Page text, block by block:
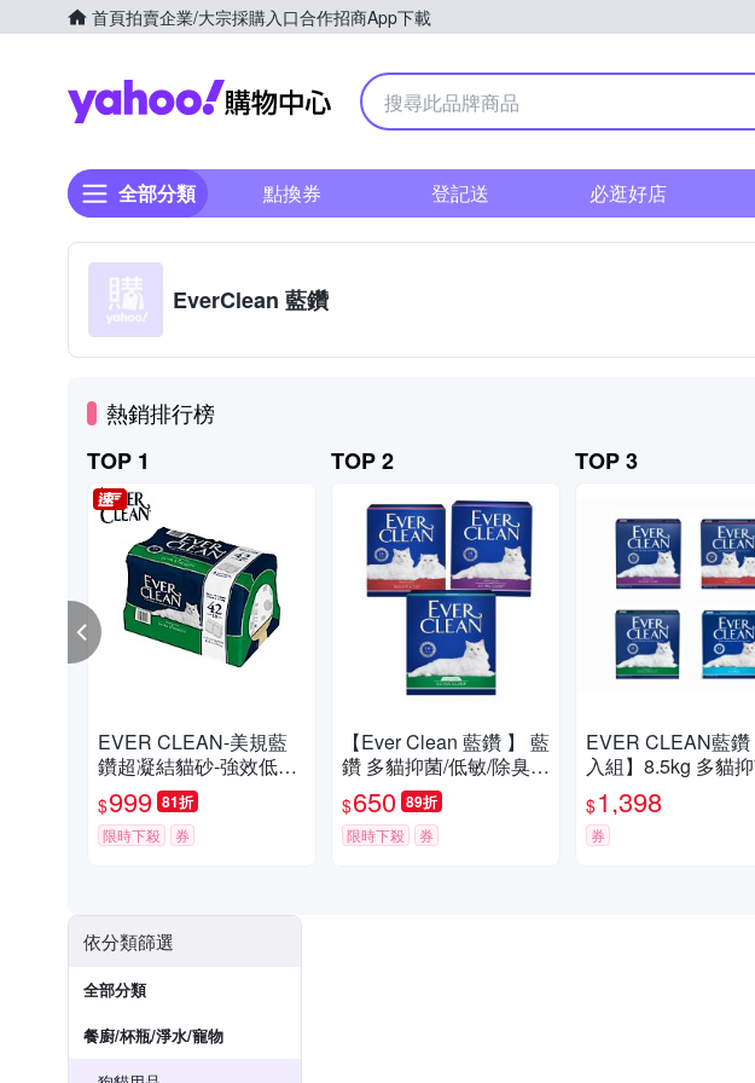
首頁拍賣企業/大宗採購入口合作招商App下載
Yahoo購物中心
全部分類 點換券 登記送 必逛好店
EverClean 藍鑽
熱銷排行榜
TOP 1
EVER CLEAN-美規藍
鑽超凝結貓砂-強效低敏
結塊貓砂 42LB(19kg)=
綠標★
$999 81折
限時下殺 券
TOP 2
【Ever Clean 藍鑽 】 藍
鑽 多貓抑菌/低敏/除臭貓
砂8.5kg -( 除臭/ 抑味/ 凝
結/長效淨味21天)
$650 89折
限時下殺 券
TOP 3
EVER CLEAN藍
入組】8.5kg 多貓
除臭貓砂
$1,398
券
依分類篩選
全部分類
餐廚/杯瓶/淨水/寵物